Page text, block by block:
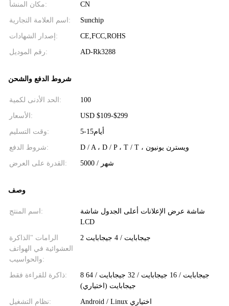
مكان المنشأ: CN
اسم العلامة التجارية: Sunchip
إصدار الشهادات: CE,FCC,ROHS
رقم الموديل: AD-Rk3288
شروط الدفع والشحن
الحد الأدنى لكمية: 100
الأسعار: USD $109-$299
وقت التسليم: 5-15أيام
شروط الدفع: D / A ، D / P ، T / T ، ويسترن يونيون
القدرة على العرض: 5000 / شهر
وصف
اسم المنتج:
شاشة عرض الإعلانات أعلى الجدول شاشة
LCD
الرامات "الذاكرة
العشوائية في الهواتف
والحواسيب:
2 جيجابايت / 4 جيجابايت
ذاكرة للقراءة فقط:
8 جيجابايت / 16 جيجابايت / 32 جيجابايت / 64
جيجابايت (اختياري)
نظام التشغيل: Android / Linux اختياري